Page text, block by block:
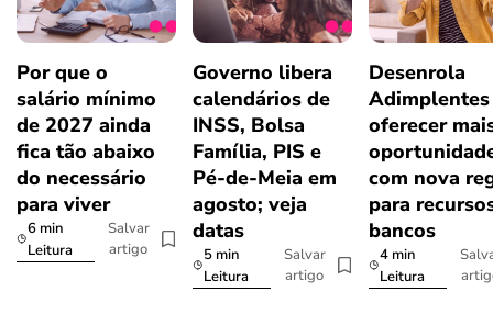
Por que o
salário mínimo
de 2027 ainda
fica tão abaixo
do necessário
para viver
6 min
Leitura
Salvar
artigo
Governo libera
calendários de
INSS, Bolsa
Família, PIS e
Pé-de-Meia em
agosto; veja
datas
5 min
Leitura
Salvar
artigo
Desenrola
oferecer
com nova
para
bancos
4 min
Leitura